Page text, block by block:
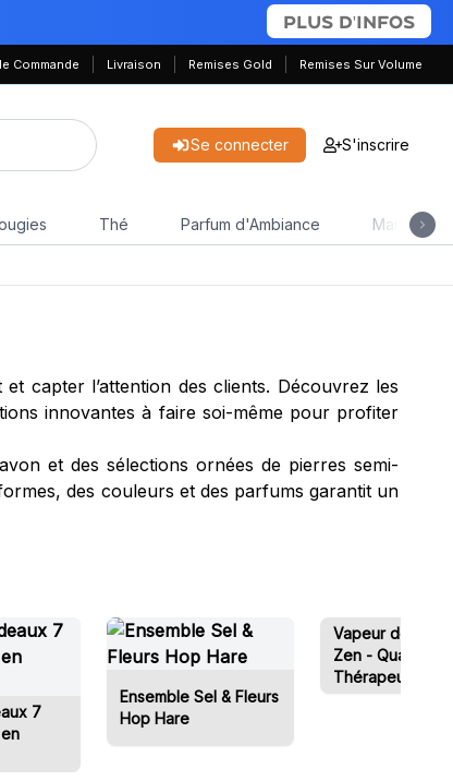
PLUS D'INFOS
Commande Livraison Remises Gold Remises Sur Volume
Se connecter S'inscrire
Thé Parfum d'Ambiance Maison &
capter l’attention des clients. Découvrez les
innovantes à faire soi-même pour profiter
et des sélections ornées de pierres semi-
des couleurs et des parfums garantit un
7
Ensemble Sel & Fleurs
Hop Hare
Vapeur de
Zen - Quatuor
Thérapeutique
Être